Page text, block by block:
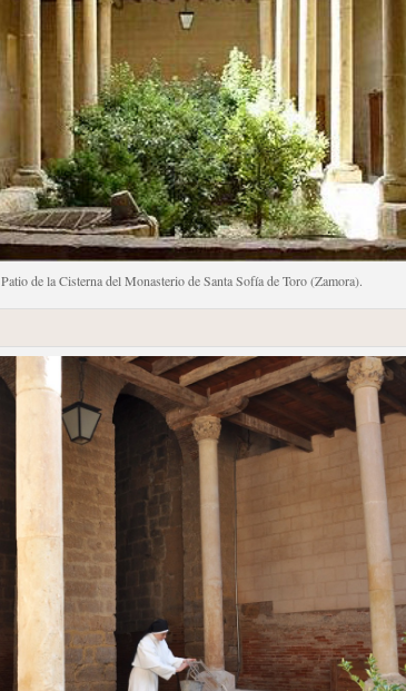
Patio de la Cisterna del Monasterio de Santa Sofía de Toro (Zamora).